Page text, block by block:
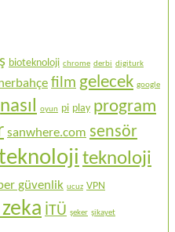
bioteknoloji chrome derbi digiturk
film gelecek google
nasıl oyun pi play program
sanwhere.com sensör
teknoloji
güvenlik ucuz VPN
İTÜ şeker şikayet